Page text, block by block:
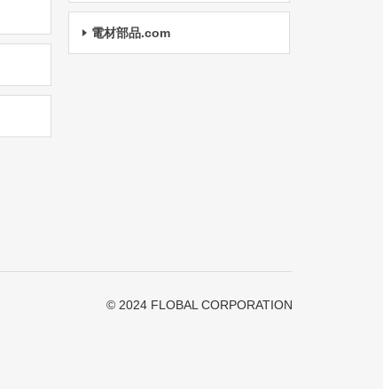
電材部品.com
© 2024 FLOBAL CORPORATION